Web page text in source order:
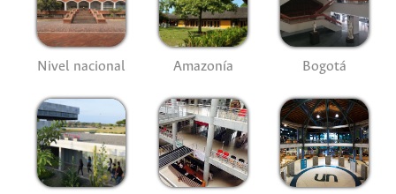
Nivel nacional Amazonía Bogotá